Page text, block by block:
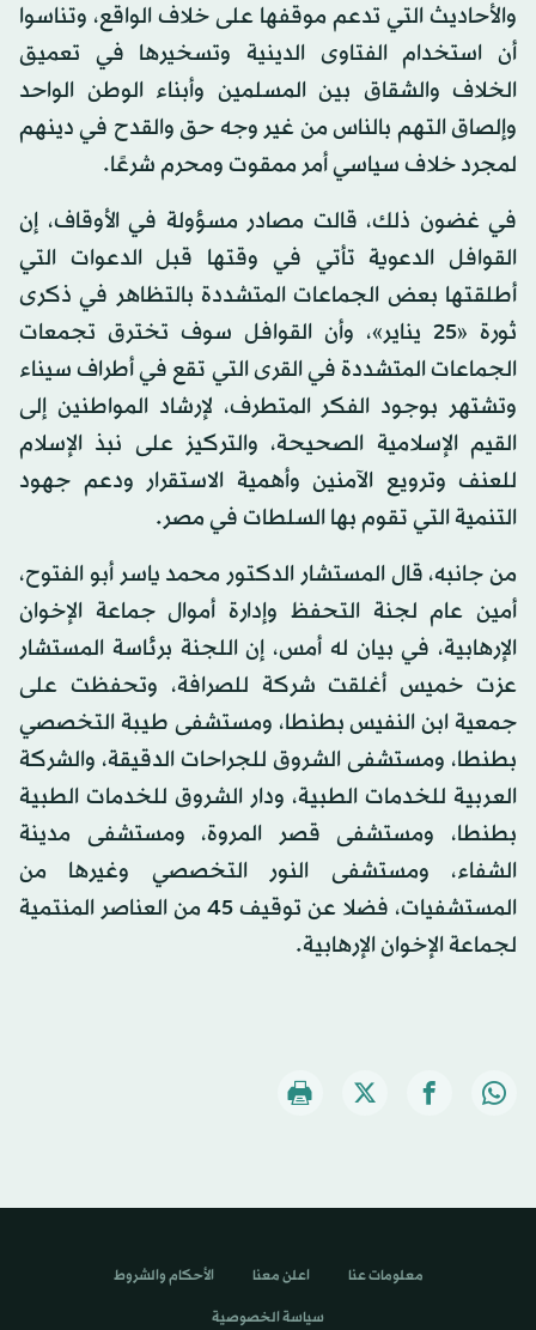
والأحاديث التي تدعم موقفها على خلاف الواقع، وتناسوا
أن استخدام الفتاوى الدينية وتسخيرها في تعميق
الخلاف والشقاق بين المسلمين وأبناء الوطن الواحد
وإلصاق التهم بالناس من غير وجه حق والقدح في دينهم
لمجرد خلاف سياسي أمر ممقوت ومحرم شرعًا.
في غضون ذلك، قالت مصادر مسؤولة في الأوقاف، إن
القوافل الدعوية تأتي في وقتها قبل الدعوات التي
أطلقتها بعض الجماعات المتشددة بالتظاهر في ذكرى
ثورة «25 يناير»، وأن القوافل سوف تخترق تجمعات
الجماعات المتشددة في القرى التي تقع في أطراف سيناء
وتشتهر بوجود الفكر المتطرف، لإرشاد المواطنين إلى
القيم الإسلامية الصحيحة، والتركيز على نبذ الإسلام
للعنف وترويع الآمنين وأهمية الاستقرار ودعم جهود
التنمية التي تقوم بها السلطات في مصر.
من جانبه، قال المستشار الدكتور محمد ياسر أبو الفتوح،
أمين عام لجنة التحفظ وإدارة أموال جماعة الإخوان
الإرهابية، في بيان له أمس، إن اللجنة برئاسة المستشار
عزت خميس أغلقت شركة للصرافة، وتحفظت على
جمعية ابن النفيس بطنطا، ومستشفى طيبة التخصصي
بطنطا، ومستشفى الشروق للجراحات الدقيقة، والشركة
العربية للخدمات الطبية، ودار الشروق للخدمات الطبية
بطنطا، ومستشفى قصر المروة، ومستشفى مدينة
الشفاء، ومستشفى النور التخصصي وغيرها من
المستشفيات، فضلا عن توقيف 45 من العناصر المنتمية
لجماعة الإخوان الإرهابية.
معلومات عنا اعلن معنا الأحكام والشروط
سياسة الخصوصية